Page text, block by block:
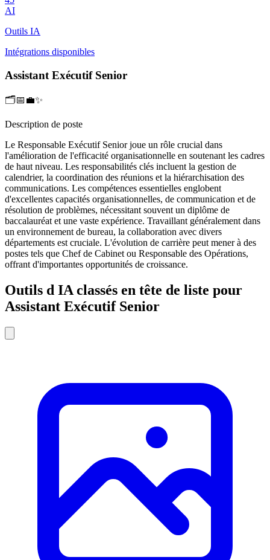
AI
Outils IA
Intégrations disponibles
Assistant Exécutif Senior
🗂️📅💼✨
Description de poste
Le Responsable Exécutif Senior joue un rôle crucial dans
l'amélioration de l'efficacité organisationnelle en soutenant les cadres
de haut niveau. Les responsabilités clés incluent la gestion de
calendrier, la coordination des réunions et la hiérarchisation des
communications. Les compétences essentielles englobent
d'excellentes capacités organisationnelles, de communication et de
résolution de problèmes, nécessitant souvent un diplôme de
baccalauréat et une vaste expérience. Travaillant généralement dans
un environnement de bureau, la collaboration avec divers
départements est cruciale. L'évolution de carrière peut mener à des
postes tels que Chef de Cabinet ou Responsable des Opérations,
offrant d'importantes opportunités de croissance.
Outils d IA classés en tête de liste pour
Assistant Exécutif Senior